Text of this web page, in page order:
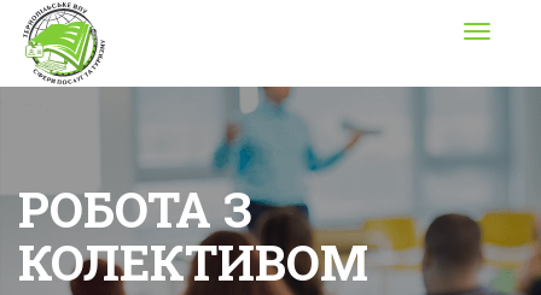
Toggle
РОБОТА З
КОЛЕКТИВОМ